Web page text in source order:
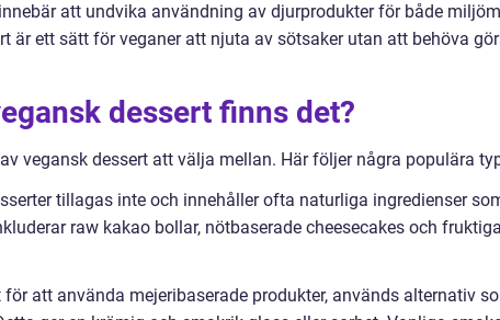
att undvika användning av djurprodukter för både
är ett sätt för veganer att njuta av sötsaker utan att behöva
dessert finns det?
vegansk dessert att välja mellan. Här följer några populära
tillagas inte och innehåller ofta naturliga ingredienser
raw kakao bollar, nötbaserade cheesecakes och fruktiga
att använda mejeribaserade produkter, används alternativ